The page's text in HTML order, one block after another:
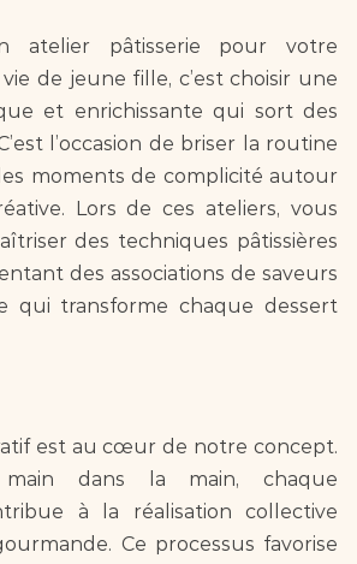
atelier pâtisserie pour votre
de jeune fille, c’est choisir une
et enrichissante qui sort des
l’occasion de briser la routine
moments de complicité autour
Lors de ces ateliers, vous
des techniques pâtissières
des associations de saveurs
qui transforme chaque dessert
est au cœur de notre concept.
dans la main, chaque
à la réalisation collective
Ce processus favorise